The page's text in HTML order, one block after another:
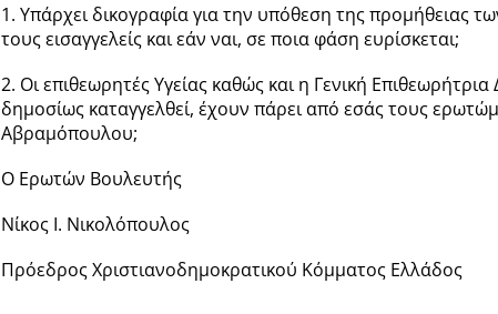
1. Υπάρχει δικογραφία για την υπόθεση της προμήθειας
τους εισαγγελείς και εάν ναι, σε ποια φάση ευρίσκεται;
2. Οι επιθεωρητές Υγείας καθώς και η Γενική
δημοσίως καταγγελθεί, έχουν πάρει από εσάς τους
Αβραμόπουλου;
Ο Ερωτών Βουλευτής
Νίκος Ι. Νικολόπουλος
Πρόεδρος Χριστιανοδημοκρατικού Κόμματος Ελλάδος